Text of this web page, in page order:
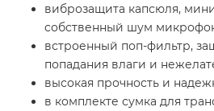
виброзащита капсюля,
собственный шум
встроенный поп-фильтр,
попадания влаги и
высокая прочность и
в комплекте сумка для